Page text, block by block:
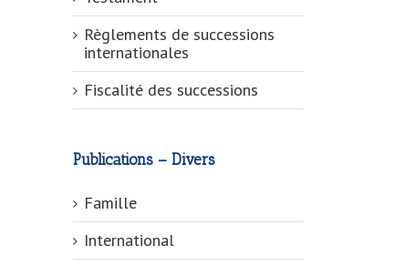
Règlements de successions
internationales
Fiscalité des successions
Publications – Divers
Famille
International